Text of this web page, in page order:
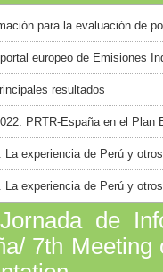
para la evaluación de
europeo de Emisiones
resultados
PRTR-España en el Plan
experiencia de Perú y
experiencia de Perú y
de
7th